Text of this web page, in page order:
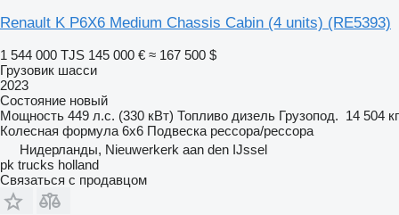
Renault K P6X6 Medium Chassis Cabin (4 units) (RE5393)
1 544 000 TJS 145 000 € ≈ 167 500 $
Грузовик шасси
2023
Состояние новый
Мощность 449 л.с. (330 кВт) Топливо дизель Грузопод. 14 504 кг
Колесная формула 6x6 Подвеска рессора/рессора
Нидерланды, Nieuwerkerk aan den IJssel
pk trucks holland
Связаться с продавцом